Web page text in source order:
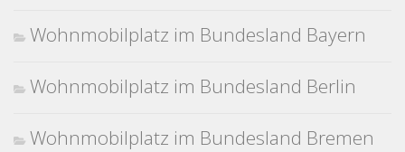
Wohnmobilplatz im Bundesland Bayern
Wohnmobilplatz im Bundesland Berlin
Wohnmobilplatz im Bundesland Bremen